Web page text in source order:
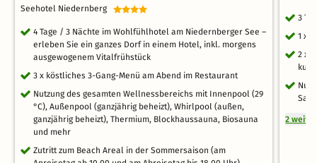
Seehotel Niedernberg
4 Tage / 3 Nächte im Wohlfühlhotel am Niedernberger See –
erleben Sie ein ganzes Dorf in einem Hotel, inkl. morgens
ausgewogenem Vitalfrühstück
3 x köstliches 3-Gang-Menü am Abend im Restaurant
Nutzung des gesamten Wellnessbereichs mit Innenpool (29
°C), Außenpool (ganzjährig beheizt), Whirlpool (außen,
ganzjährig beheizt), Thermium, Blockhaussauna, Biosauna
und mehr
Zutritt zum Beach Areal in der Sommersaison (am
3
1 x
2 x
2